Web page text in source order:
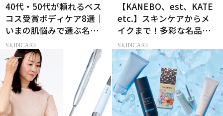
40代・50代が頼れるベス
コス受賞ボディケア8選｜
いまの肌悩みで選ぶ名品
まとめ
SKINCARE
【KANEBO、est、KATE
etc.】スキンケアからメ
イクまで！多彩な名品が
揃う「花王グループ」の
ベスコス受賞12選
SKINCARE